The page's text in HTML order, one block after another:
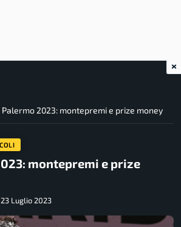
Palermo 2023: montepremi e prize money
montepremi e prize
23 Luglio 2023
×